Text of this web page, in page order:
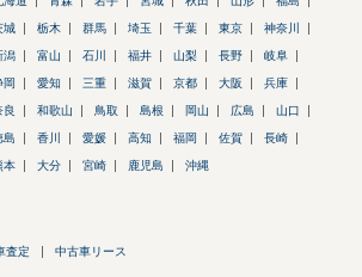
城 栃木 群馬 埼玉 千葉 東京 神奈川
潟 富山 石川 福井 山梨 長野 岐阜
岡 愛知 三重 滋賀 京都 大阪 兵庫
良 和歌山 鳥取 島根 岡山 広島 山口
島 香川 愛媛 高知 福岡 佐賀 長崎
本 大分 宮崎 鹿児島 沖縄
査定 中古車リース